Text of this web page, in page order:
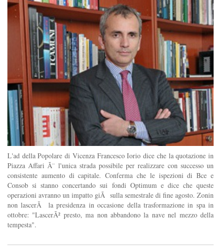
L'ad della Popolare di Vicenza Francesco Iorio dice che la quotazione in
Piazza Affari Ã¨ l'unica strada possibile per realizzare con successo un
consistente aumento di capitale. Conferma che le ispezioni di Bce e
Consob si stanno concertando sui fondi Optimum e dice che queste
operazioni avranno un impatto giÃ sulla semestrale di fine agosto. Zonin
non lascerÃ la presidenza in occasione della trasformazione in spa in
ottobre: "LascerÃ² presto, ma non abbandono la nave nel mezzo della
tempesta".